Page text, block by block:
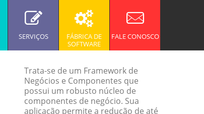
SERVIÇOS
FÁBRICA DE
SOFTWARE
FALE CONOSCO
Trata-se de um Framework de
Negócios e Componentes que
possui um robusto núcleo de
componentes de negócio. Sua
aplicação permite a redução de até